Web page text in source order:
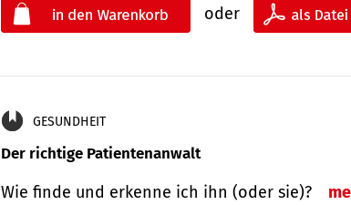
oder
GESUNDHEIT
Der richtige Patientenanwalt
Wie finde und erkenne ich ihn (oder sie)?